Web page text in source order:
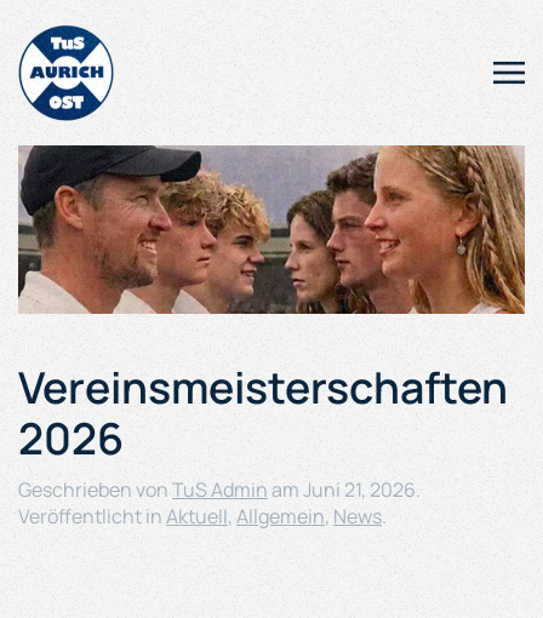
Zum Hauptinhalt springen
Vereinsmeisterschaften
2026
Geschrieben vonTuS AdminamJuni 21, 2026.
Veröffentlicht inAktuell,Allgemein, News.